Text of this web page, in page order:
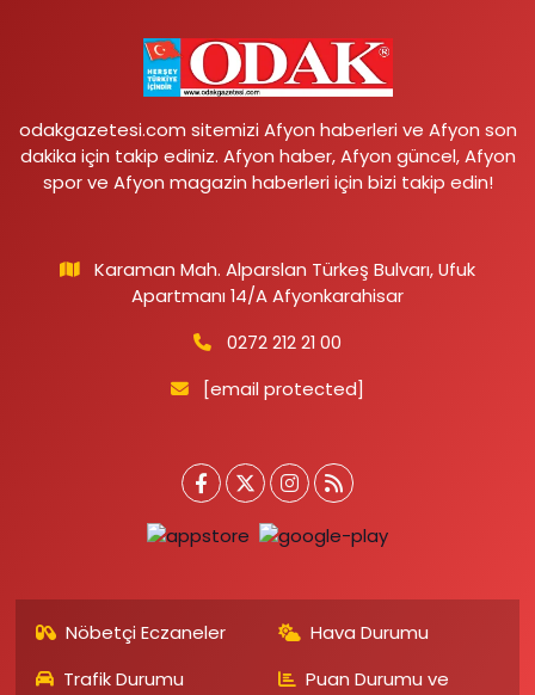
odakgazetesi.com sitemizi Afyon haberleri ve Afyon son
dakika için takip ediniz. Afyon haber, Afyon güncel, Afyon
spor ve Afyon magazin haberleri için bizi takip edin!
Karaman Mah. Alparslan Türkeş Bulvarı, Ufuk
Apartmanı 14/A Afyonkarahisar
0272 212 21 00
[email protected]
Nöbetçi Eczaneler
Hava Durumu
Trafik Durumu
Puan Durumu ve